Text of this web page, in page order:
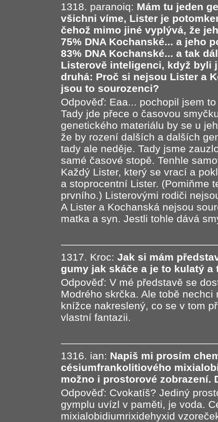
1318. paranoiq: Mám tu jeden
všichni víme, Lister je
čehož mimo jiné vyplývá, že
75% DNA Kochanské... a jeho
83% DNA Kochanské... a tak
Listerově inteligenci, když byli
druhá: Proč si nejsou Lister a
jsou to sourozenci?
Odpověď: Eaa... pochopil jsem
Tady jde přece o časovou
genetického materiálu by se u
že by rození dalších a dalších
tady ale neděje. Tady jsme
samé časové stopě. Tenhle
Každý Lister, který se vrací a
a stoprocentní Lister. (Pomiňme
prvního.) Listerovými rodiči
A Lister a Kochanská nejsou
matka a syn. Jestli tohle dává
1317. Kroc: Jak si mám
gumy jak skáče a je to kulatý a
Odpověď: V mé představě se
Modrého skrčka. Ale tobě
knížce nakreslený, co se v tom
vlastní fantazii.
1316. ian: Napiš mi prosím
césiumfrankolitiového
možno i prostorové zobrazení.
Odpověď: Cvokatíš? Jediný
gymplu uvízl v paměti, je voda.
mixialobidiumrixidehyxid